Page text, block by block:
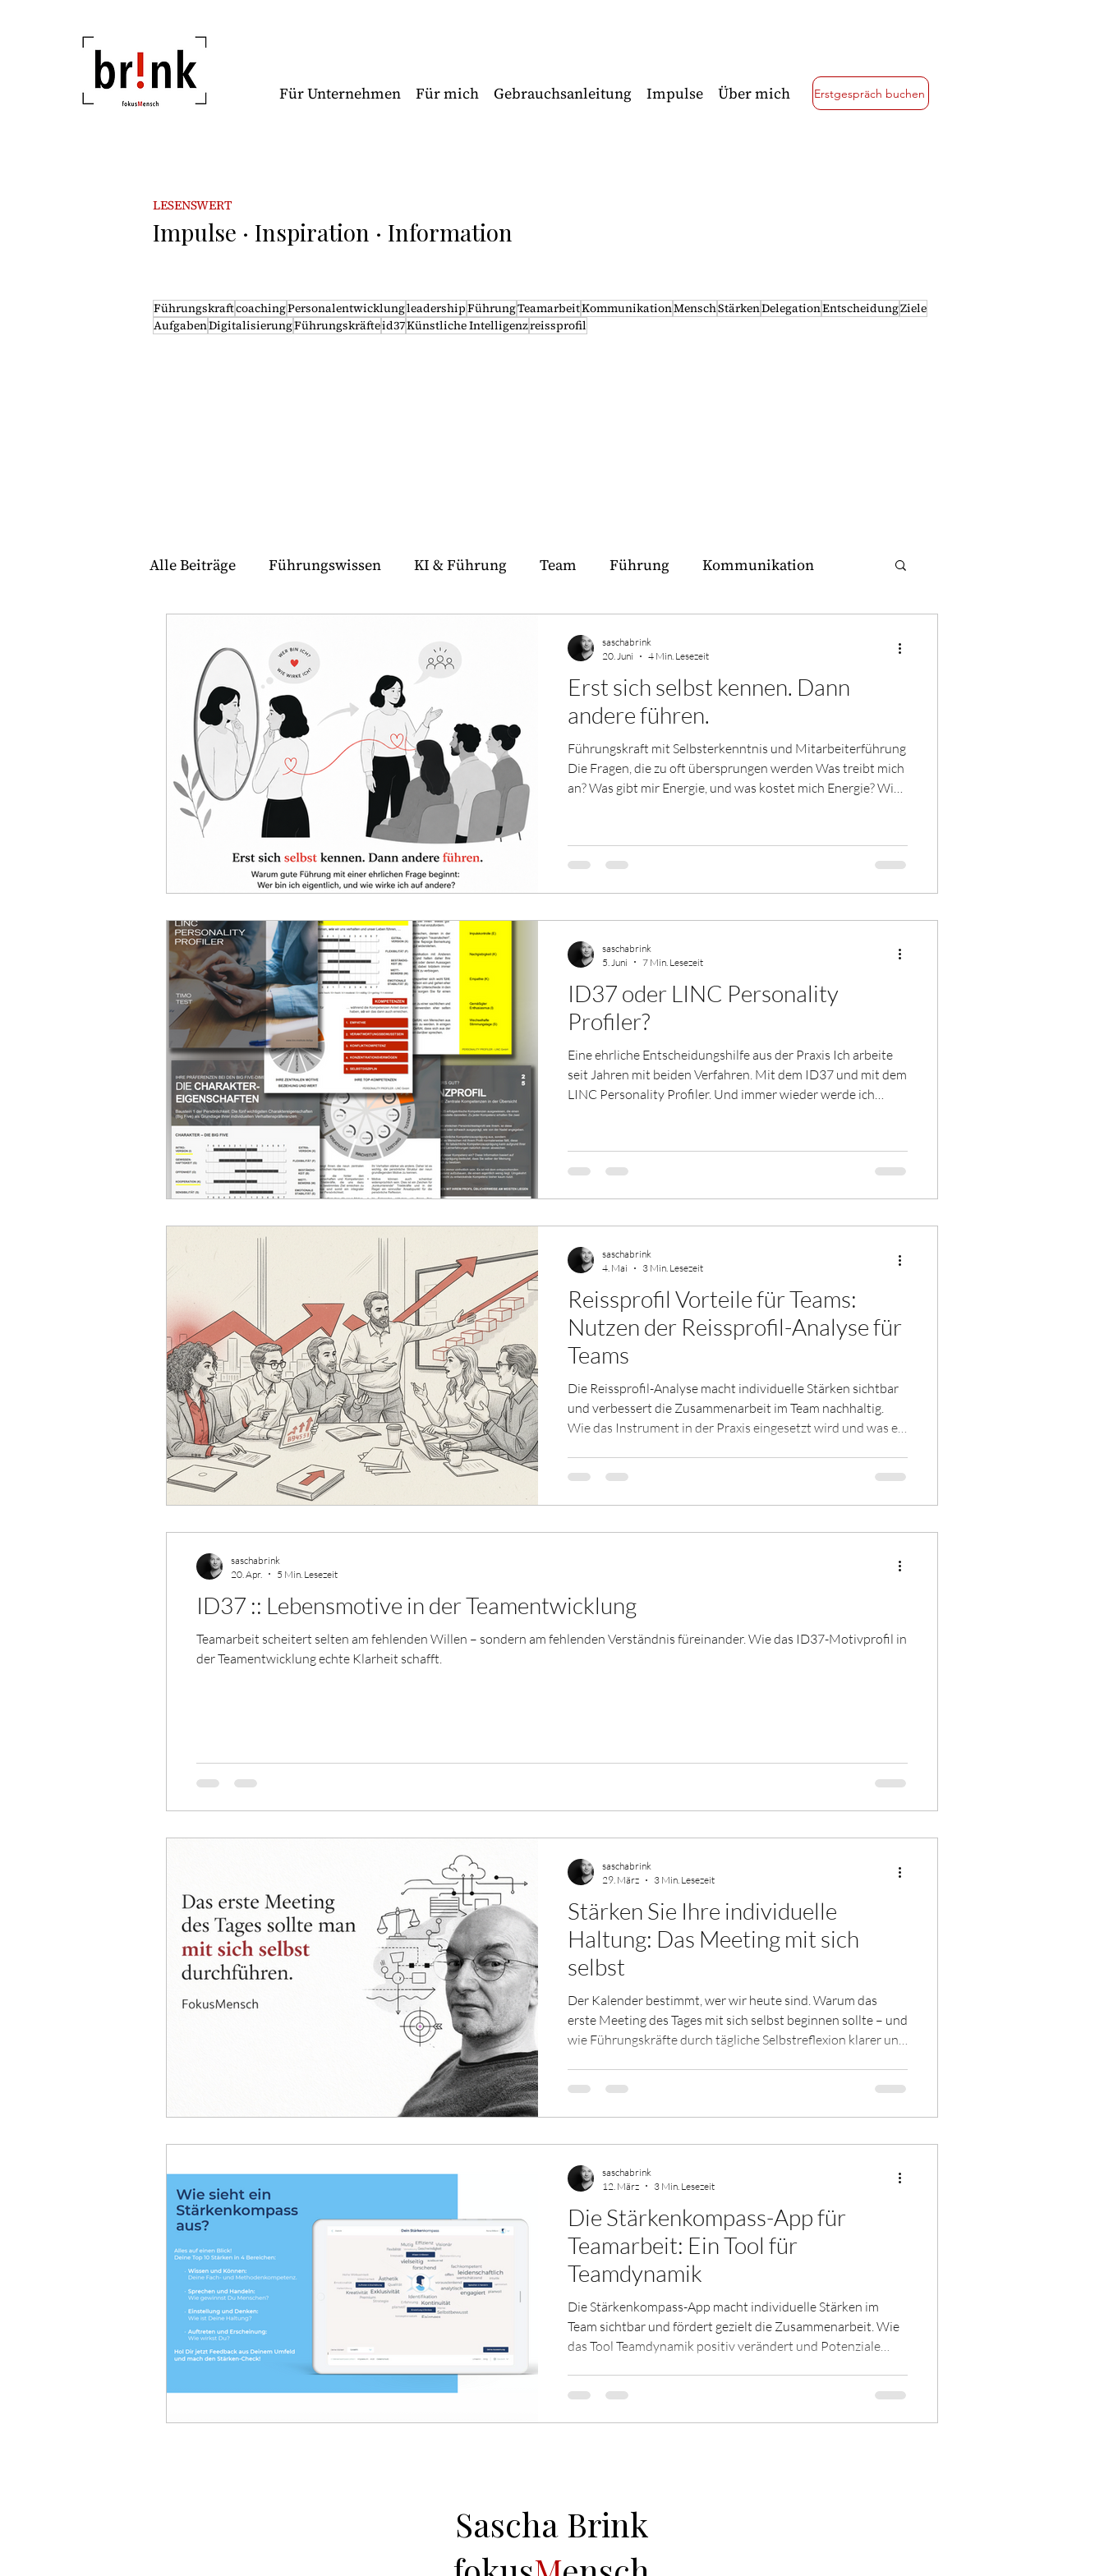
Für Unternehmen Für mich Gebrauchsanleitung Impulse Über mich Erstgespräch buchen
LESENSWERT
Impulse · Inspiration · Information
FührungskraftcoachingPersonalentwicklungleadershipFührungTeamarbeitKommunikationMenschStärkenDelegationEntscheidungZiele
AufgabenDigitalisierungFührungskräfteid37Künstliche Intelligenzreissprofil
Alle Beiträge Führungswissen KI & Führung Team Führung Kommunikation
Erst sich selbst kennen. Dann
andere führen.
Führungskraft mit Selbsterkenntnis und Mitarbeiterführung
Die Fragen, die zu oft übersprungen werden Was treibt mich
an? Was gibt mir Energie, und was kostet mich Energie? Wie
aber nicht. Sie sind die Grundlage für jede
Führungsentscheidung, jedes Teammeeting, jedes schwierige
saschabrink
20. Juni
4 Min. Lesezeit
ID37 oder LINC Personality
Profiler?
Eine ehrliche Entscheidungshilfe aus der Praxis Ich arbeite
seit Jahren mit beiden Verfahren. Mit dem ID37 und mit dem
LINC Personality Profiler. Und immer wieder werde ich
bessere Frage ist, was Sie eigentlich vorhaben. Wer mich
kennt, weiß: Ich bin kein Methodenfanatiker. Ein Instrument
saschabrink
5. Juni
7 Min. Lesezeit
Reissprofil Vorteile für Teams:
Nutzen der Reissprofil-Analyse für
Teams
Die Reissprofil-Analyse macht individuelle Stärken sichtbar
und verbessert die Zusammenarbeit im Team nachhaltig.
Wie das Instrument in der Praxis eingesetzt wird und was es
saschabrink
4. Mai
3 Min. Lesezeit
ID37 :: Lebensmotive in der Teamentwicklung
Teamarbeit scheitert selten am fehlenden Willen – sondern am fehlenden Verständnis füreinander. Wie das ID37-Motivprofil in
der Teamentwicklung echte Klarheit schafft.
saschabrink
20. Apr.
5 Min. Lesezeit
Stärken Sie Ihre individuelle
Haltung: Das Meeting mit sich
selbst
Der Kalender bestimmt, wer wir heute sind. Warum das
erste Meeting des Tages mit sich selbst beginnen sollte – und
wie Führungskräfte durch tägliche Selbstreflexion klarer und
saschabrink
29. März
3 Min. Lesezeit
Die Stärkenkompass-App für
Teamarbeit: Ein Tool für
Teamdynamik
Die Stärkenkompass-App macht individuelle Stärken im
Team sichtbar und fördert gezielt die Zusammenarbeit. Wie
das Tool Teamdynamik positiv verändert und Potenziale
saschabrink
12. März
3 Min. Lesezeit
Sascha Brink